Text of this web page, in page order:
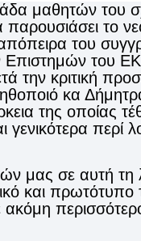
μαθητών του
το
του
Επιστημών του
την κριτική
κα
της οποίας
γενικότερα περί
μας σε αυτή τη
και πρωτότυπο